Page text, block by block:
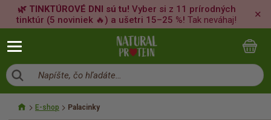
🌿 TINKTÚROVÉ DNI sú tu! Vyber si z 11 prírodných
tinktúr (5 noviniek 🔥) a ušetri 15–25 %! Tak neváhaj!
✕
Napíšte, čo hľadáte…
E-shop Palacinky